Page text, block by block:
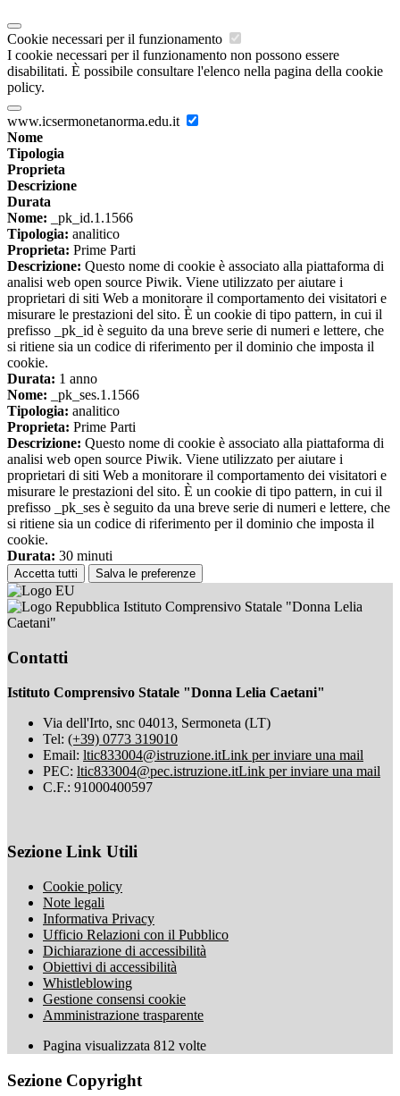
Cookie necessari per il funzionamento
I cookie necessari per il funzionamento non possono essere
disabilitati. È possibile consultare l'elenco nella pagina della cookie
policy.
www.icsermonetanorma.edu.it
Nome
Tipologia
Proprieta
Descrizione
Durata
Nome: _pk_id.1.1566
Tipologia: analitico
Proprieta: Prime Parti
Descrizione: Questo nome di cookie è associato alla piattaforma di
analisi web open source Piwik. Viene utilizzato per aiutare i
proprietari di siti Web a monitorare il comportamento dei visitatori e
misurare le prestazioni del sito. È un cookie di tipo pattern, in cui il
prefisso _pk_id è seguito da una breve serie di numeri e lettere, che
si ritiene sia un codice di riferimento per il dominio che imposta il
cookie.
Durata: 1 anno
Nome: _pk_ses.1.1566
Tipologia: analitico
Proprieta: Prime Parti
Descrizione: Questo nome di cookie è associato alla piattaforma di
analisi web open source Piwik. Viene utilizzato per aiutare i
proprietari di siti Web a monitorare il comportamento dei visitatori e
misurare le prestazioni del sito. È un cookie di tipo pattern, in cui il
prefisso _pk_ses è seguito da una breve serie di numeri e lettere, che
si ritiene sia un codice di riferimento per il dominio che imposta il
cookie.
Durata: 30 minuti
Accetta tutti Salva le preferenze
Istituto Comprensivo Statale "Donna Lelia
Caetani"
Contatti
Istituto Comprensivo Statale "Donna Lelia Caetani"
Via dell'Irto, snc 04013, Sermoneta (LT)
Tel: (+39) 0773 319010
Email: ltic833004@istruzione.itLink per inviare una mail
PEC: ltic833004@pec.istruzione.itLink per inviare una mail
C.F.: 91000400597
Sezione Link Utili
Cookie policy
Note legali
Informativa Privacy
Ufficio Relazioni con il Pubblico
Dichiarazione di accessibilità
Obiettivi di accessibilità
Whistleblowing
Gestione consensi cookie
Amministrazione trasparente
Pagina visualizzata 812 volte
Sezione Copyright